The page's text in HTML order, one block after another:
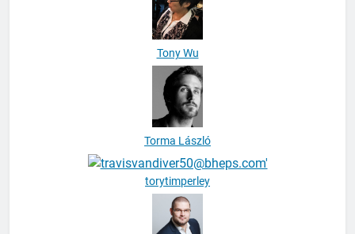
Tony Wu
Torma László
torytimperley